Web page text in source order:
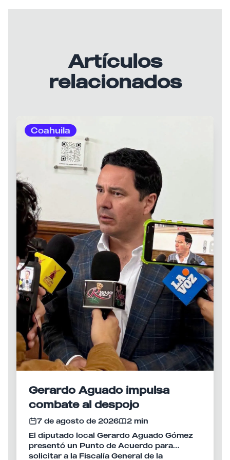
Artículos
relacionados
Coahuila
Gerardo Aguado impulsa
combate al despojo
7 de agosto de 2026
2 min
El diputado local Gerardo Aguado Gómez
presentó un Punto de Acuerdo para
solicitar a la Fiscalía General de la